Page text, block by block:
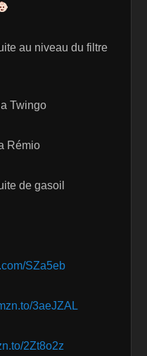
au niveau du filtre
Twingo
Rémio
de gasoil
SZa5eb
3aeJZAL
2Zt8o2z